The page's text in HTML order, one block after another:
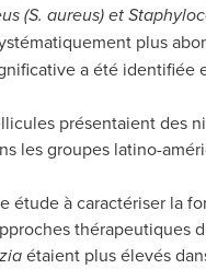
(S. aureus) et
plus
a été identifiée
présentaient des
les groupes latino-
étude à caractériser la
thérapeutiques
étaient plus élevés